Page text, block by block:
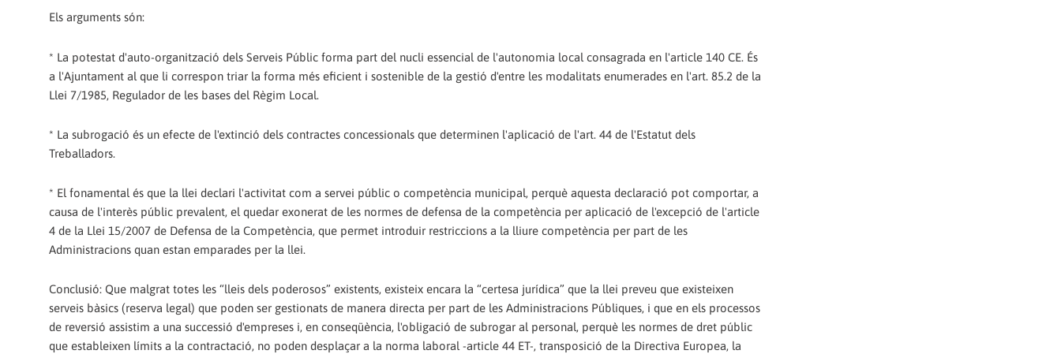
Els arguments són:
* La potestat d'auto-organització dels Serveis Públic forma part del nucli essencial de l'autonomia local consagrada en l'article 140 CE. És
a l'Ajuntament al que li correspon triar la forma més eficient i sostenible de la gestió d'entre les modalitats enumerades en l'art. 85.2 de la
Llei 7/1985, Regulador de les bases del Règim Local.
* La subrogació és un efecte de l'extinció dels contractes concessionals que determinen l'aplicació de l'art. 44 de l'Estatut dels
Treballadors.
* El fonamental és que la llei declari l'activitat com a servei públic o competència municipal, perquè aquesta declaració pot comportar, a
causa de l'interès públic prevalent, el quedar exonerat de les normes de defensa de la competència per aplicació de l'excepció de l'article
4 de la Llei 15/2007 de Defensa de la Competència, que permet introduir restriccions a la lliure competència per part de les
Administracions quan estan emparades per la llei.
Conclusió: Que malgrat totes les “lleis dels poderosos” existents, existeix encara la “certesa jurídica” que la llei preveu que existeixen
serveis bàsics (reserva legal) que poden ser gestionats de manera directa per part de les Administracions Públiques, i que en els processos
de reversió assistim a una successió d'empreses i, en conseqüència, l'obligació de subrogar al personal, perquè les normes de dret públic
que estableixen límits a la contractació, no poden desplaçar a la norma laboral -article 44 ET-, transposició de la Directiva Europea, la